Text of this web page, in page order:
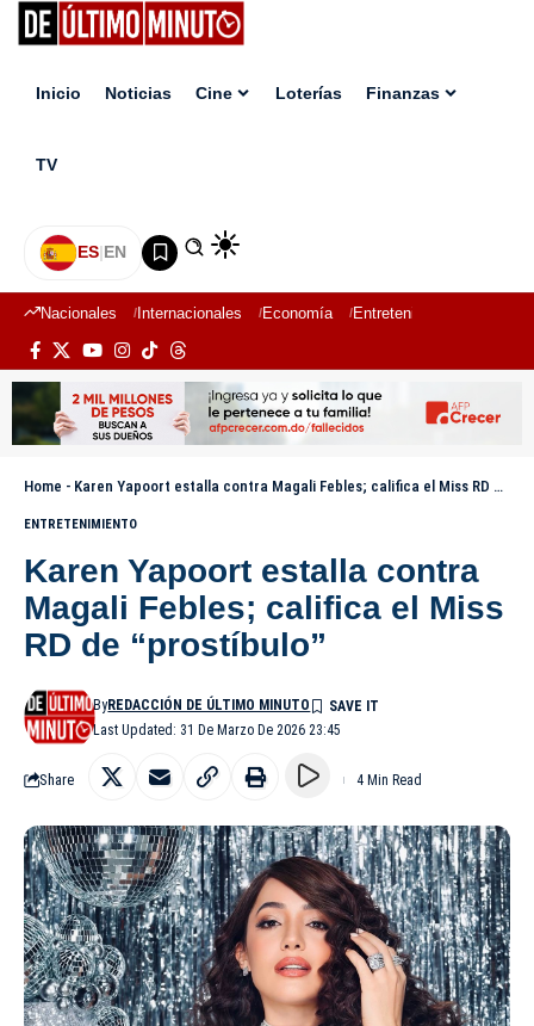
Inicio Noticias Cine Loterías Finanzas
TV
ES|EN
Nacionales Internacionales Economía Entretenimiento
Home - Karen Yapoort estalla contra Magali Febles; califica el Miss RD de “prostíbulo”
ENTRETENIMIENTO
Karen Yapoort estalla contra
Magali Febles; califica el Miss
RD de “prostíbulo”
Last Updated: 31 De Marzo De 2026 23:45
ByREDACCIÓN DE ÚLTIMO MINUTO
Share 4 Min Read